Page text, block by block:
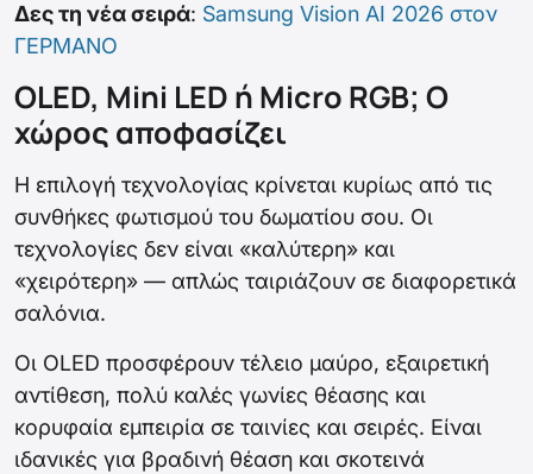
Δες τη νέα σειρά: Samsung Vision AI 2026 στον
ΓΕΡΜΑΝΟ
OLED, Mini LED ή Micro RGB; Ο
χώρος αποφασίζει
Η επιλογή τεχνολογίας κρίνεται κυρίως από τις
συνθήκες φωτισμού του δωματίου σου. Οι
τεχνολογίες δεν είναι «καλύτερη» και
«χειρότερη» — απλώς ταιριάζουν σε διαφορετικά
σαλόνια.
Οι OLED προσφέρουν τέλειο μαύρο, εξαιρετική
αντίθεση, πολύ καλές γωνίες θέασης και
κορυφαία εμπειρία σε ταινίες και σειρές. Είναι
ιδανικές για βραδινή θέαση και σκοτεινά